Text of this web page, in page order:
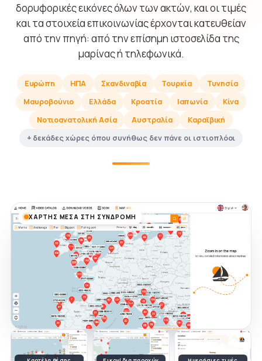
δορυφορικές εικόνες όλων των ακτών, και οι τιμές
και τα στοιχεία επικοινωνίας έρχονται κατευθείαν
από την πηγή: από την επίσημη ιστοσελίδα της
μαρίνας ή τηλεφωνικά.
Ευρώπη ΗΠΑ Σκανδιναβία Τουρκία
Τυνησία
Μαυροβούνιο
Ελλάδα Κροατία Ιαπωνία
Κίνα
Νοτιοανατολική Ασία
Αυστραλία
Καραϊβική
+ δεκάδες χώρες όπου συνήθως δεν πάνε οι ιστιοπλόοι
ΧΆΡΤΗΣ ΜΈΣΑ ΣΤΗ ΣΥΝΔΡΟΜΉ